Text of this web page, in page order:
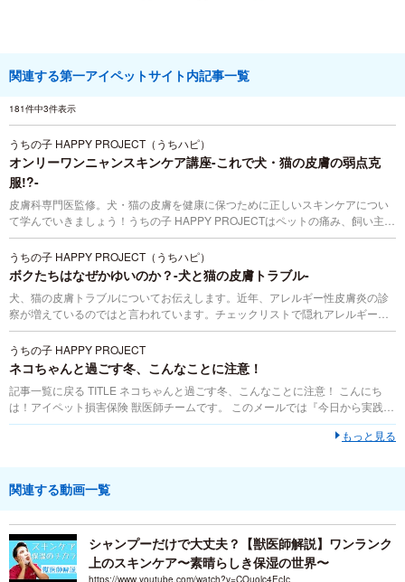
関連する第一アイペットサイト内記事一覧
181件中3件表示
うちの子 HAPPY PROJECT（うちハピ）
オンリーワンニャンスキンケア講座-これで犬・猫の皮膚の弱点克
服!?-
皮膚科専門医監修。犬・猫の皮膚を健康に保つために正しいスキンケアについ
て学んでいきましょう！うちの子 HAPPY PROJECTはペットの痛み、飼い主さ
んの後悔を無くしたいという”想い”から始まりました。
うちの子 HAPPY PROJECT（うちハピ）
ボクたちはなぜかゆいのか？-犬と猫の皮膚トラブル-
犬、猫の皮膚トラブルについてお伝えします。近年、アレルギー性皮膚炎の診
察が増えているのではと言われています。チェックリストで隠れアレルギー度
をチェックしてみましょう！うちの子 HAPPY PROJECTはペットの痛み、飼い
主さんの後悔を無くしたいという”想い”から始まりました。
うちの子 HAPPY PROJECT
ネコちゃんと過ごす冬、こんなことに注意！
記事一覧に戻る TITLE ネコちゃんと過ごす冬、こんなことに注意！ こんにち
は！アイペット損害保険 獣医師チームです。 このメールでは『今日から実践で
きる』獣医視点での飼い方情報を毎月お伝えしていきます！ まだまだ寒い日が
もっと見る
関連する動画一覧
シャンプーだけで大丈夫？【獣医師解説】ワンランク
上のスキンケア〜素晴らしき保湿の世界〜
https://www.youtube.com/watch?v=COuolc4EcIc